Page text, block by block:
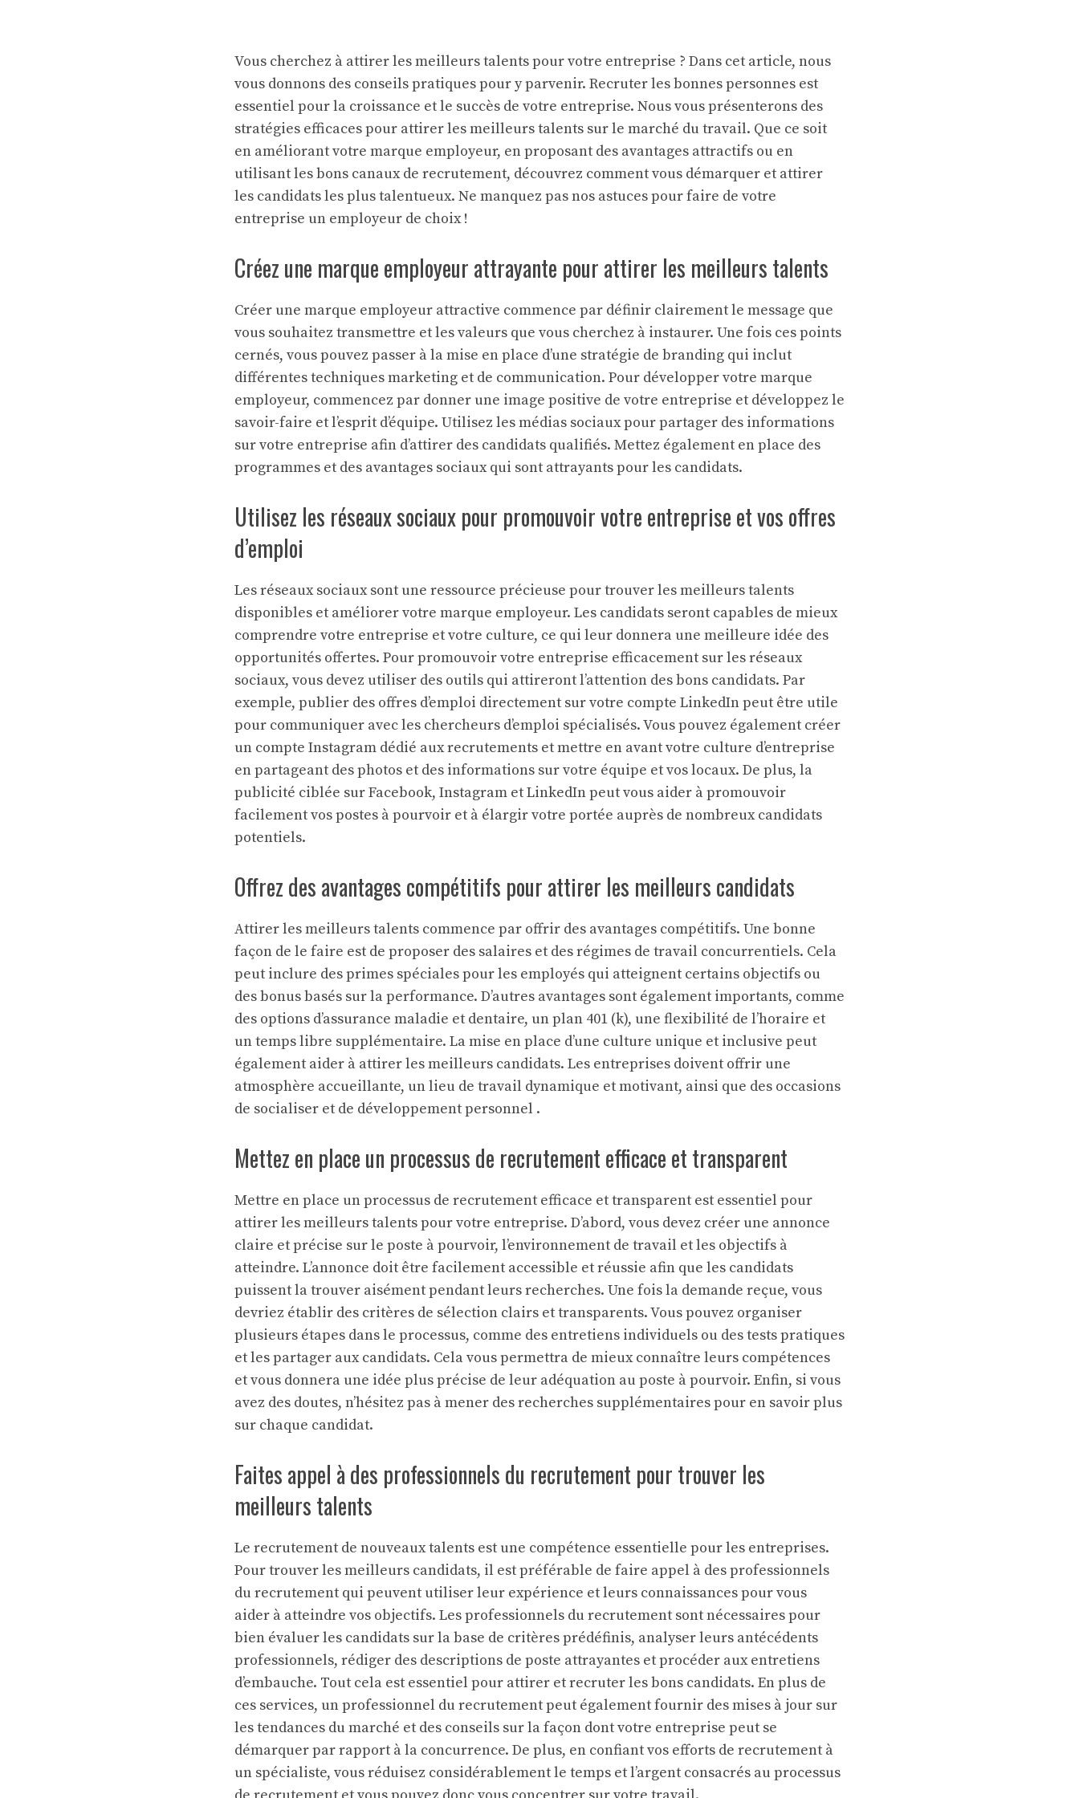
Vous cherchez à attirer les meilleurs talents pour votre entreprise ? Dans cet article, nous
vous donnons des conseils pratiques pour y parvenir. Recruter les bonnes personnes est
essentiel pour la croissance et le succès de votre entreprise. Nous vous présenterons des
stratégies efficaces pour attirer les meilleurs talents sur le marché du travail. Que ce soit
en améliorant votre marque employeur, en proposant des avantages attractifs ou en
utilisant les bons canaux de recrutement, découvrez comment vous démarquer et attirer
les candidats les plus talentueux. Ne manquez pas nos astuces pour faire de votre
entreprise un employeur de choix !
Créez une marque employeur attrayante pour attirer les meilleurs talents
Créer une marque employeur attractive commence par définir clairement le message que
vous souhaitez transmettre et les valeurs que vous cherchez à instaurer. Une fois ces points
cernés, vous pouvez passer à la mise en place d’une stratégie de branding qui inclut
différentes techniques marketing et de communication. Pour développer votre marque
employeur, commencez par donner une image positive de votre entreprise et développez le
savoir-faire et l’esprit d’équipe. Utilisez les médias sociaux pour partager des informations
sur votre entreprise afin d’attirer des candidats qualifiés. Mettez également en place des
programmes et des avantages sociaux qui sont attrayants pour les candidats.
Utilisez les réseaux sociaux pour promouvoir votre entreprise et vos offres
d’emploi
Les réseaux sociaux sont une ressource précieuse pour trouver les meilleurs talents
disponibles et améliorer votre marque employeur. Les candidats seront capables de mieux
comprendre votre entreprise et votre culture, ce qui leur donnera une meilleure idée des
opportunités offertes. Pour promouvoir votre entreprise efficacement sur les réseaux
sociaux, vous devez utiliser des outils qui attireront l’attention des bons candidats. Par
exemple, publier des offres d’emploi directement sur votre compte LinkedIn peut être utile
pour communiquer avec les chercheurs d’emploi spécialisés. Vous pouvez également créer
un compte Instagram dédié aux recrutements et mettre en avant votre culture d’entreprise
en partageant des photos et des informations sur votre équipe et vos locaux. De plus, la
publicité ciblée sur Facebook, Instagram et LinkedIn peut vous aider à promouvoir
facilement vos postes à pourvoir et à élargir votre portée auprès de nombreux candidats
potentiels.
Offrez des avantages compétitifs pour attirer les meilleurs candidats
Attirer les meilleurs talents commence par offrir des avantages compétitifs. Une bonne
façon de le faire est de proposer des salaires et des régimes de travail concurrentiels. Cela
peut inclure des primes spéciales pour les employés qui atteignent certains objectifs ou
des bonus basés sur la performance. D’autres avantages sont également importants, comme
des options d’assurance maladie et dentaire, un plan 401 (k), une flexibilité de l’horaire et
un temps libre supplémentaire. La mise en place d’une culture unique et inclusive peut
également aider à attirer les meilleurs candidats. Les entreprises doivent offrir une
atmosphère accueillante, un lieu de travail dynamique et motivant, ainsi que des occasions
de socialiser et de développement personnel .
Mettez en place un processus de recrutement efficace et transparent
Mettre en place un processus de recrutement efficace et transparent est essentiel pour
attirer les meilleurs talents pour votre entreprise. D’abord, vous devez créer une annonce
claire et précise sur le poste à pourvoir, l’environnement de travail et les objectifs à
atteindre. L’annonce doit être facilement accessible et réussie afin que les candidats
puissent la trouver aisément pendant leurs recherches. Une fois la demande reçue, vous
devriez établir des critères de sélection clairs et transparents. Vous pouvez organiser
plusieurs étapes dans le processus, comme des entretiens individuels ou des tests pratiques
et les partager aux candidats. Cela vous permettra de mieux connaître leurs compétences
et vous donnera une idée plus précise de leur adéquation au poste à pourvoir. Enfin, si vous
avez des doutes, n’hésitez pas à mener des recherches supplémentaires pour en savoir plus
sur chaque candidat.
Faites appel à des professionnels du recrutement pour trouver les
meilleurs talents
Le recrutement de nouveaux talents est une compétence essentielle pour les entreprises.
Pour trouver les meilleurs candidats, il est préférable de faire appel à des professionnels
du recrutement qui peuvent utiliser leur expérience et leurs connaissances pour vous
aider à atteindre vos objectifs. Les professionnels du recrutement sont nécessaires pour
bien évaluer les candidats sur la base de critères prédéfinis, analyser leurs antécédents
professionnels, rédiger des descriptions de poste attrayantes et procéder aux entretiens
d’embauche. Tout cela est essentiel pour attirer et recruter les bons candidats. En plus de
ces services, un professionnel du recrutement peut également fournir des mises à jour sur
les tendances du marché et des conseils sur la façon dont votre entreprise peut se
démarquer par rapport à la concurrence. De plus, en confiant vos efforts de recrutement à
un spécialiste, vous réduisez considérablement le temps et l’argent consacrés au processus